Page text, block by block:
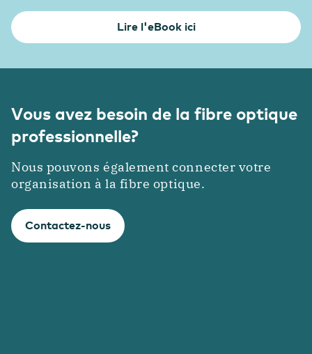
Lire l'eBook ici
Vous avez besoin de la fibre optique
professionnelle?
Nous pouvons également connecter votre
organisation à la fibre optique.
Contactez-nous